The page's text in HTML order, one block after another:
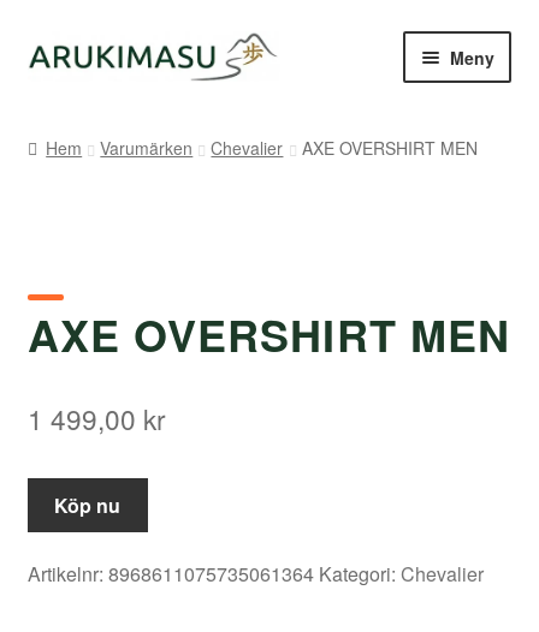
Hoppa
till
Hoppa
till
Meny
Butik
Väljare
Hem Varumärken Chevalier AXE OVERSHIRT MEN
AXE OVERSHIRT MEN
1 499,00 kr
Köp nu
Artikelnr: 8968611075735061364 Kategori: Chevalier